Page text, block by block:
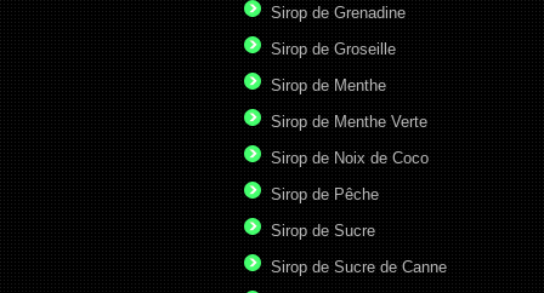
Sirop de Grenadine
Sirop de Groseille
Sirop de Menthe
Sirop de Menthe Verte
Sirop de Noix de Coco
Sirop de Pêche
Sirop de Sucre
Sirop de Sucre de Canne